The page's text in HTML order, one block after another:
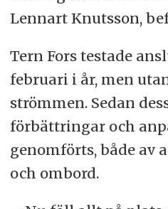
Lennart Knutsson,
Tern Fors testade
februari i år, men
strömmen. Sedan
förbättringar och
genomförts, både av
och ombord.